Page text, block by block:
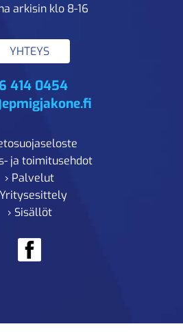
arkisin klo 8-16
YHTEYS
414 0454
ja toimitusehdot
› Palvelut
Yritysesittely
› Sisällöt